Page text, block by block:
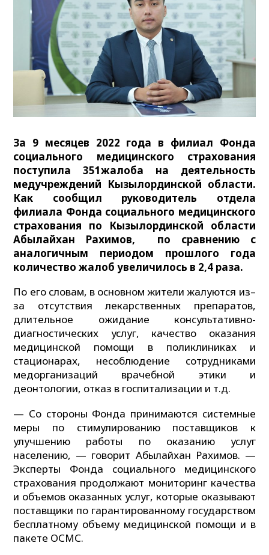
За 9 месяцев 2022 года в филиал Фонда
социального медицинского страхования
поступила 351жалоба на деятельность
медучреждений Кызылординской области.
Как сообщил руководитель отдела
филиала Фонда социального медицинского
страхования по Кызылординской области
Абылайхан Рахимов, по сравнению с
аналогичным периодом прошлого года
количество жалоб увеличилось в 2,4 раза.
По его словам, в основном жители жалуются из–
за отсутствия лекарственных препаратов,
длительное ожидание консультативно-
диагностических услуг, качество оказания
медицинской помощи в поликлиниках и
стационарах, несоблюдение сотрудниками
медорганизаций врачебной этики и
деонтологии, отказ в госпитализации и т.д.
— Со стороны Фонда принимаются системные
меры по стимулированию поставщиков к
улучшению работы по оказанию услуг
населению, — говорит Абылайхан Рахимов. —
Эксперты Фонда социального медицинского
страхования продолжают мониторинг качества
и объемов оказанных услуг, которые оказывают
поставщики по гарантированному государством
бесплатному объему медицинской помощи и в
пакете ОСМС.